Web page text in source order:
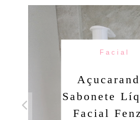
Facial
Sabonete
Facial